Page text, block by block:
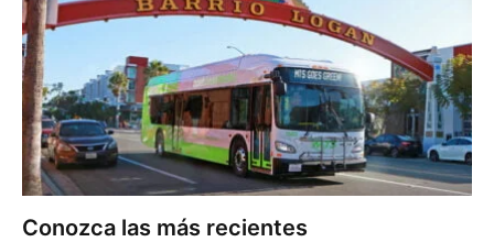
Conozca las más recientes